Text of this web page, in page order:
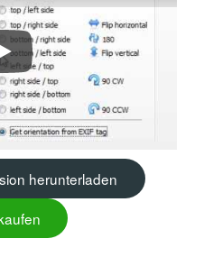
How to convert BMP to TIFF in
herunterladen